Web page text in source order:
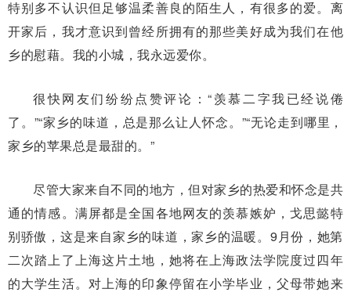
特别多不认识但足够温柔善良的陌生人，有很多的爱。离
开家后，我才意识到曾经所拥有的那些美好成为我们在他
乡的慰藉。我的小城，我永远爱你。
很快网友们纷纷点赞评论：“羡慕二字我已经说倦
了。”“家乡的味道，总是那么让人怀念。”“无论走到哪里，
家乡的苹果总是最甜的。”
尽管大家来自不同的地方，但对家乡的热爱和怀念是共
通的情感。满屏都是全国各地网友的羡慕嫉妒，戈思懿特
别骄傲，这是来自家乡的味道，家乡的温暖。9月份，她第
二次踏上了上海这片土地，她将在上海政法学院度过四年
的大学生活。对上海的印象停留在小学毕业，父母带她来